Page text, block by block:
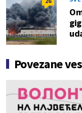
Povezane